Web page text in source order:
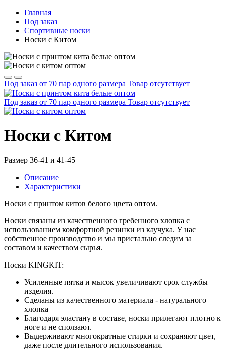
Главная
Под заказ
Спортивные носки
Носки с Китом
Под заказ от 70 пар одного размера Товар отсутствует
Под заказ от 70 пар одного размера Товар отсутствует
Носки с Китом
Размер 36-41 и 41-45
Описание
Характеристики
Носки с принтом китов белого цвета оптом.
Носки связаны из качественного гребенного хлопка с
использованием комфортной резинки из каучука. У нас
собственное производство и мы пристально следим за
составом и качеством сырья.
Носки KINGKIT:
Усиленные пятка и мысок увеличивают срок службы
изделия.
Сделаны из качественного материала - натурального
хлопка
Благодаря эластану в составе, носки прилегают плотно к
ноге и не сползают.
Выдерживают многократные стирки и сохраняют цвет,
даже после длительного использования.